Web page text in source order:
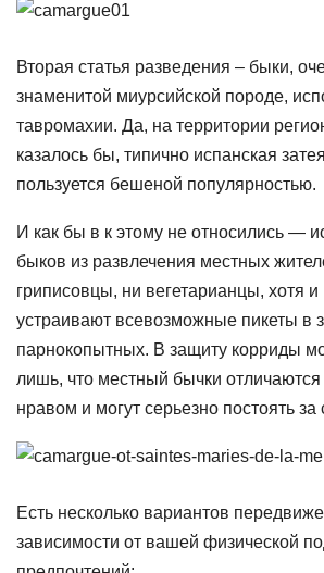
Вторая статья разведения – быки,
знаменитой миурсийской породе,
тавромахии. Да, на территории
казалось бы, типично испанская
пользуется бешеной популярностью.
И как бы в к этому не относились —
быков из развлечения местных
гриписовцы, ни вегетарианцы, хотя и
устраивают всевозможные пикеты в
парнокопытных. В защиту корриды
лишь, что местный бычки
нравом и могут серьезно постоять за
Есть несколько вариантов
зависимости от вашей физической